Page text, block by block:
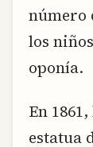
número
los
oponía.
En
estatua